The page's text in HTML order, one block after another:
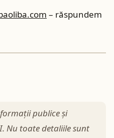
– răspundem
publice și
Nu toate detaliile sunt